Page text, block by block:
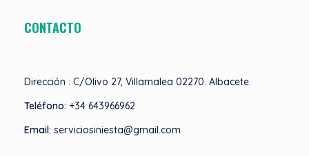
CONTACTO
Dirección : C/Olivo 27, Villamalea 02270. Albacete.
Teléfono: +34 643966962
Email: serviciosiniesta@gmail.com